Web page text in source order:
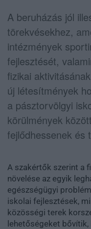
A beruházás jól
törekvésekhez,
intézmények
fejlesztését,
fizikai
új létesítmények
a pásztorvölgyi
körülmények
fejlődhessenek és
A szakértők szerint a
növelése az egyik
egészségügyi
iskolai fejlesztések,
közösségi terek
lehetőségeket bővítik,